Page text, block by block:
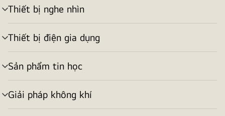
chuyển
sắc
độ.
Thiết bị nghe nhìn
bật/tắt
menu
Thiết bị điện gia dụng
bật/tắt
menu
Sản phẩm tin học
bật/tắt
menu
Giải pháp không khí
bật/tắt
menu